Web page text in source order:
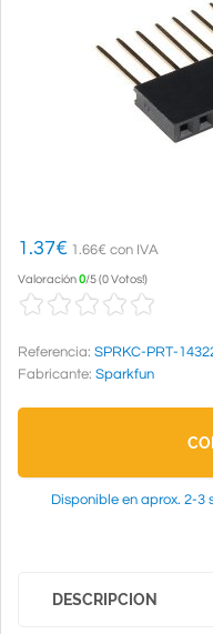
1.37€ 1.66€ con IVA
Valoración0/5(0 Votos!)
Referencia: SPRKC-PRT-
Fabricante: Sparkfun
Disponible en aprox. 2-3
DESCRIPCION